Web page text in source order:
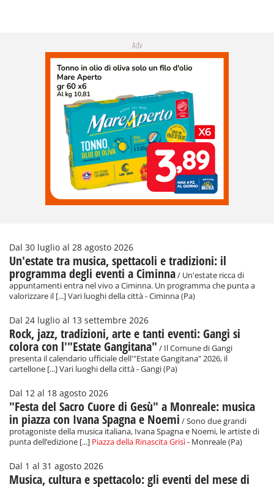
Adv
Dal 30 luglio al 28 agosto 2026
Un'estate tra musica, spettacoli e tradizioni: il
programma degli eventi a Ciminna/ Un'estate ricca di
appuntamenti entra nel vivo a Ciminna. Un programma che punta a
valorizzare il [...] Vari luoghi della città - Ciminna (Pa)
Dal 24 luglio al 13 settembre 2026
Rock, jazz, tradizioni, arte e tanti eventi: Gangi si
colora con l'"Estate Gangitana" / Il Comune di Gangi
presenta il calendario ufficiale dell'"Estate Gangitana" 2026, il
cartellone [...] Vari luoghi della città - Gangi (Pa)
Dal 12 al 18 agosto 2026
"Festa del Sacro Cuore di Gesù" a Monreale: musica
in piazza con Ivana Spagna e Noemi / Sono due grandi
protagoniste della musica italiana, Ivana Spagna e Noemi, le artiste di
punta dell’edizione [...] Piazza della Rinascita Grisì- Monreale (Pa)
Dal 1 al 31 agosto 2026
Musica, cultura e spettacolo: gli eventi del mese di